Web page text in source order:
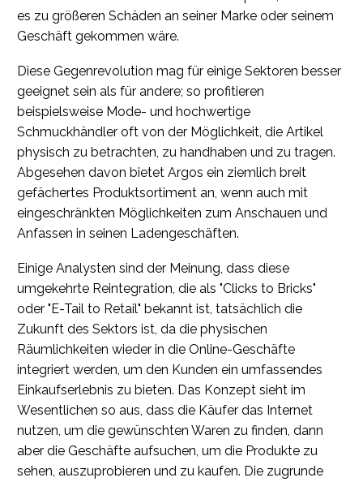
es zu größeren Schäden an seiner Marke oder seinem
Geschäft gekommen wäre.
Diese Gegenrevolution mag für einige Sektoren besser
geeignet sein als für andere; so profitieren
beispielsweise Mode- und hochwertige
Schmuckhändler oft von der Möglichkeit, die Artikel
physisch zu betrachten, zu handhaben und zu tragen.
Abgesehen davon bietet Argos ein ziemlich breit
gefächertes Produktsortiment an, wenn auch mit
eingeschränkten Möglichkeiten zum Anschauen und
Anfassen in seinen Ladengeschäften.
Einige Analysten sind der Meinung, dass diese
umgekehrte Reintegration, die als "Clicks to Bricks"
oder "E-Tail to Retail" bekannt ist, tatsächlich die
Zukunft des Sektors ist, da die physischen
Räumlichkeiten wieder in die Online-Geschäfte
integriert werden, um den Kunden ein umfassendes
Einkaufserlebnis zu bieten. Das Konzept sieht im
Wesentlichen so aus, dass die Käufer das Internet
nutzen, um die gewünschten Waren zu finden, dann
aber die Geschäfte aufsuchen, um die Produkte zu
sehen, auszuprobieren und zu kaufen. Die zugrunde